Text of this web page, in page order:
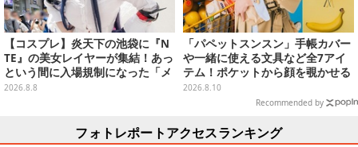
【コスプレ】炎天下の池袋に『N
TE』の美女レイヤーが集結！あっ
という間に入場規制になった「メ
ェメェ村の大冒険」をレポート
2026.8.8
「パペットスンスン」手帳カバー
や一緒に使える文具など全7アイ
テム！ポケットから顔を覗かせる
スンスンほか遊び心満載のデザイ
2026.8.10
Recommended by
フォトレポートアクセスランキング